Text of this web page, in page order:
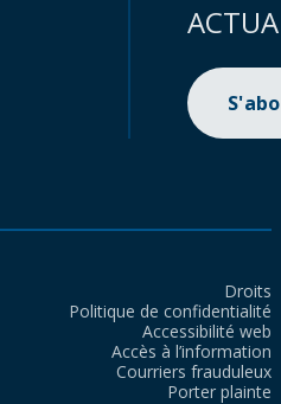
Droits
Politique de confidentialité
Accessibilité web
Accès à l’information
Courriers frauduleux
Porter plainte